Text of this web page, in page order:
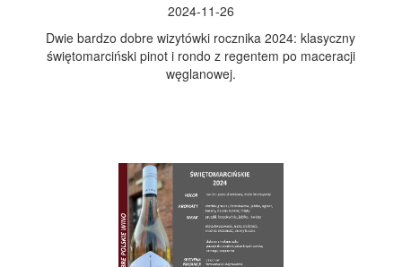
2024-11-26
Dwie bardzo dobre wizytówki rocznika 2024: klasyczny
świętomarciński pinot i rondo z regentem po maceracji
węglanowej.